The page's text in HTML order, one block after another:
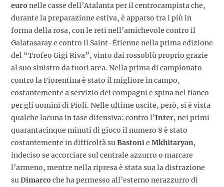
euro nelle casse dell’Atalanta per il centrocampista che,
durante la preparazione estiva, è apparso tra i più in
forma della rosa, con le reti nell’amichevole contro il
Galatasaray e contro il Saint-Étienne nella prima edizione
del “Trofeo Gigi Riva”, vinto dai rossoblù proprio grazie
al suo sinistro da fuori area. Nella prima di campionato
contro la Fiorentina è stato il migliore in campo,
costantemente a servizio dei compagni e spina nel fianco
per gli uomini di Pioli. Nelle ultime uscite, però, si è vista
qualche lacuna in fase difensiva: contro l’Inter, nei primi
quarantacinque minuti di gioco il numero 8 è stato
costantemente in difficoltà suBastonie Mkhitaryan,
indeciso se accorciare sul centrale azzurro o marcare
l’armeno, mentre nella ripresa è stata sua la distrazione
suDimarco che ha permesso all’esterno nerazzurro di